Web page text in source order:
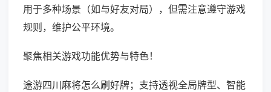
用于多种场景（如与好友对局），但需注意遵守游戏
规则，维护公平环境。
聚焦相关游戏功能优势与特色！
途游四川麻将怎么刷好牌；支持透视全局牌型、智能